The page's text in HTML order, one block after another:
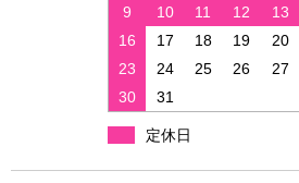
9
10 11 12 13
16
17 18 19 20
23
24 25 26 27
30
31
定休日